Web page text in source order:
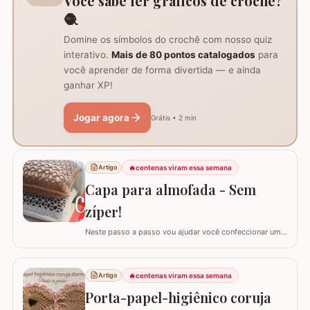
🧶
Domine os símbolos do crochê com nosso quiz
interativo. Mais de 80 pontos catalogados para
você aprender de forma divertida — e ainda
ganhar XP!
Jogar agora Grátis • 2 min
Artigo 🔥centenas viram essa semana
Capa para almofada - Sem
zíper!
Neste passo a passo vou ajudar você confeccionar uma
fechar. Ela é toda feita apenas em crochê mas, não
vamos abrir mão da praticidade de tirar a capa quando
precisar lavar. Utilizei o fio Barroco Maxcolor nº6 da
Círculo Produtos. Fio 100%…
Artigo 🔥centenas viram essa semana
Porta-papel-higiênico coruja